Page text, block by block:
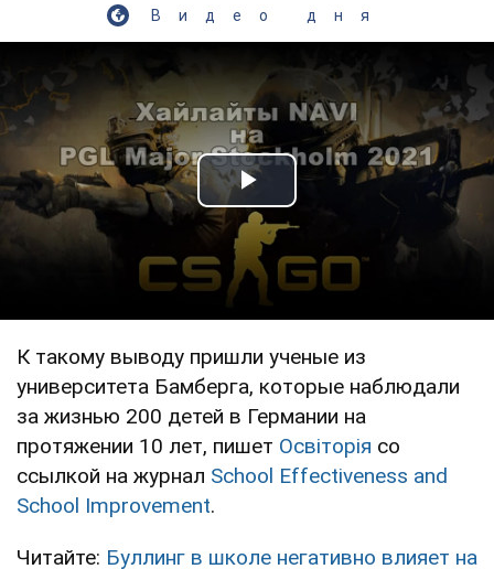
Видео дня
Play Video
К такому выводу пришли ученые из
университета Бамберга, которые наблюдали
за жизнью 200 детей в Германии на
протяжении 10 лет, пишет Освіторія со
ссылкой на журнал School Effectiveness and
School Improvement.
Читайте: Буллинг в школе негативно влияет на